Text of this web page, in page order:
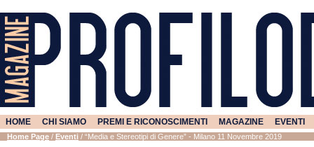
HOME CHI SIAMO PREMI E RICONOSCIMENTI MAGAZINE EVENTI
Home Page / Eventi / “Media e Stereotipi di Genere” - Milano 11 Novembre 2019